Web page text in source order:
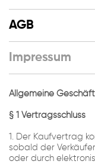
AGB
Impressum
Allgemeine
§ 1 Vertragsschluss
1. Der Kaufvertrag
sobald der
oder durch